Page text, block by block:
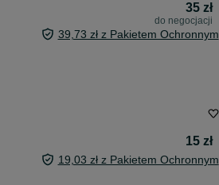
35 zł
do negocjacji
39,73 zł z Pakietem Ochronnym
15 zł
19,03 zł z Pakietem Ochronnym